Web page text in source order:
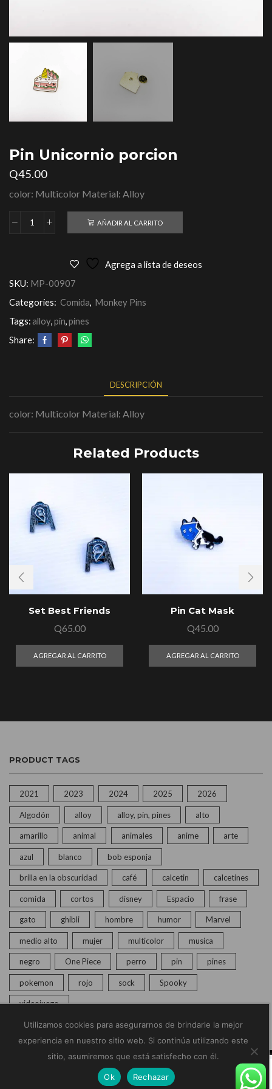
Pin Unicornio porcion
Q45.00
color: Multicolor Material: Alloy
AÑADIR AL CARRITO
Agrega a lista de deseos
SKU: MP-00907
Categories: Comida, Monkey Pins
Tags:alloy,pin,pines
Share:
DESCRIPCIÓN
color: Multicolor Material: Alloy
Related Products
Set Best Friends
Q65.00
AGREGAR AL CARRITO
Pin Cat Mask
Q45.00
AGREGAR AL CARRITO
PRODUCT TAGS
2021 2023 2024 2025 2026
Algodón alloy alloy, pin, pines alto
amarillo animal animales anime arte
azul blanco bob esponja
brilla en la obscuridad café calcetin calcetines
comida cortos disney Espacio frase
gato ghibli hombre humor Marvel
medio alto mujer multicolor musica
negro One Piece perro pin pines
pokemon rojo sock Spooky
videojuego
© Copyright 2020 – 2025 | Monkey Socks | Todos los
derechos reservados | Políticas de Privacidad
Calcetines Pines Chat en vivo
Utilizamos cookies para asegurarnos de brindarle la mejor
experiencia en nuestro sitio web. Si continúa utilizando este
sitio, asumiremos que está satisfecho con él.
Ok Rechazar